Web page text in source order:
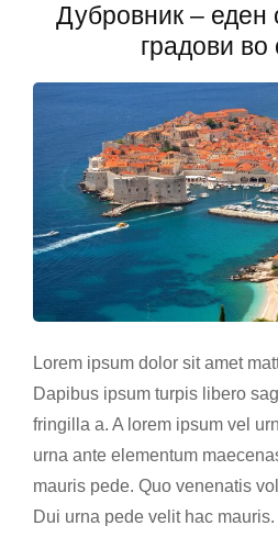
Црна
Гора
Дубровник – еден
градови во
Lorem ipsum dolor sit amet
Dapibus ipsum turpis libero
fringilla a. A lorem ipsum vel
urna ante elementum
mauris pede. Quo venenatis
Dui urna pede velit hac